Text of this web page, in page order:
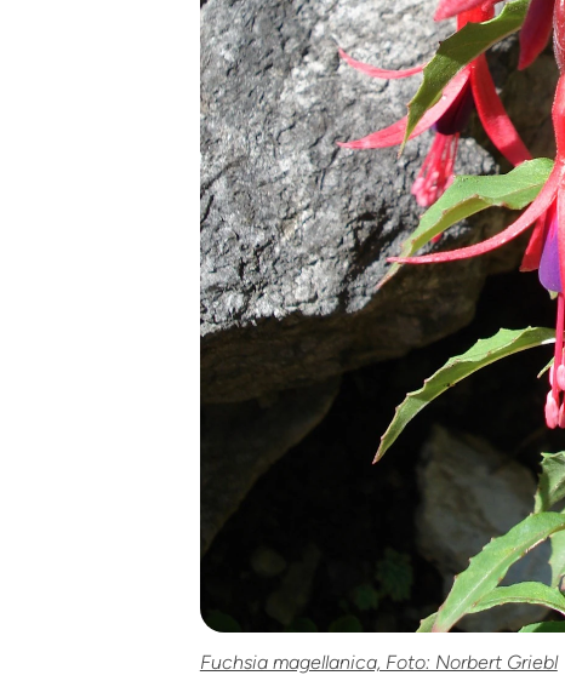
Fuchsia magellanica, Foto: Norbert Griebl